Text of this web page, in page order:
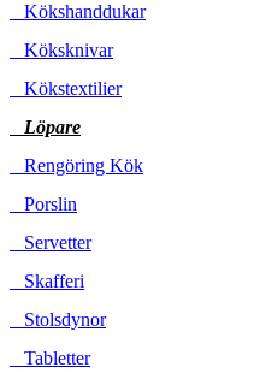
Kökshanddukar
Köksknivar
Kökstextilier
Löpare
Rengöring Kök
Porslin
Servetter
Skafferi
Stolsdynor
Tabletter